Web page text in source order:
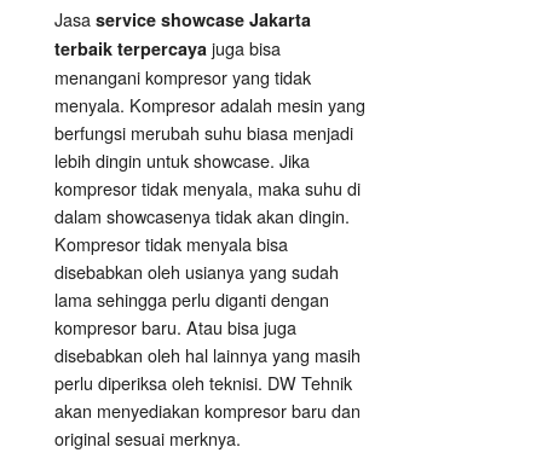
Jasa service showcase Jakarta
terbaik terpercaya juga bisa
menangani kompresor yang tidak
menyala. Kompresor adalah mesin yang
berfungsi merubah suhu biasa menjadi
lebih dingin untuk showcase. Jika
kompresor tidak menyala, maka suhu di
dalam showcasenya tidak akan dingin.
Kompresor tidak menyala bisa
disebabkan oleh usianya yang sudah
lama sehingga perlu diganti dengan
kompresor baru. Atau bisa juga
disebabkan oleh hal lainnya yang masih
perlu diperiksa oleh teknisi. DW Tehnik
akan menyediakan kompresor baru dan
original sesuai merknya.